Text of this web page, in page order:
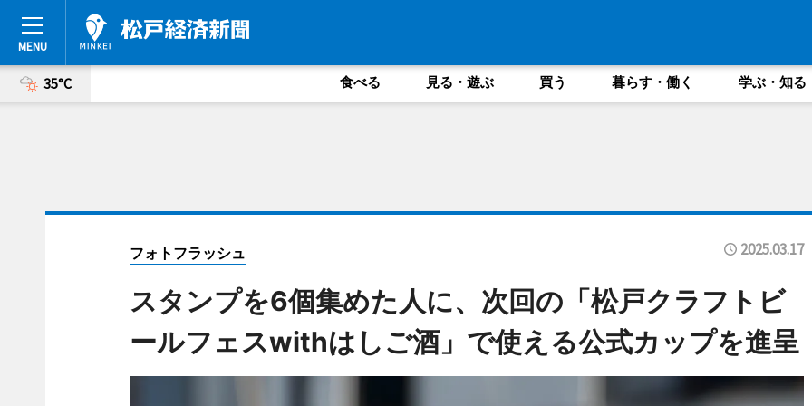
35°C 食べる 見る・遊ぶ 買う 暮らす・働く 学ぶ・知る
フォトフラッシュ 2025.03.17
スタンプを6個集めた人に、次回の「松戸クラフトビ
ールフェスwithはしご酒」で使える公式カップを進呈